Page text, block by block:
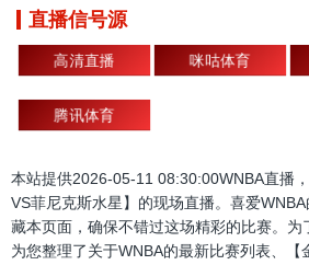
直播信号源
高清直播 咪咕体育
腾讯体育
本站提供2026-05-11 08:30:00WNBA直播
VS菲尼克斯水星】的现场直播。喜爱
藏本页面，确保不错过这场精彩的比赛。为
为您整理了关于WNBA的最新比赛列表、【